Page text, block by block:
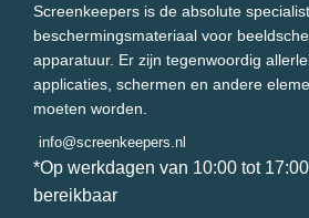
Screenkeepers is de absolute
beschermingsmateriaal voor
apparatuur. Er zijn tegenwoordig
applicaties, schermen en andere
moeten worden.
info@screenkeepers.nl
*Op werkdagen van 10:00 tot
bereikbaar